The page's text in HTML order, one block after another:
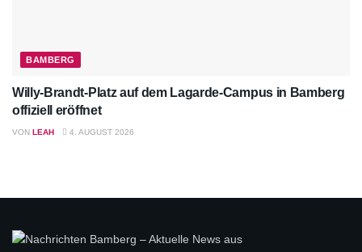
BAMBERG
Willy-Brandt-Platz auf dem Lagarde-Campus in Bamberg
offiziell eröffnet
VON LEAH 4. AUGUST 2026